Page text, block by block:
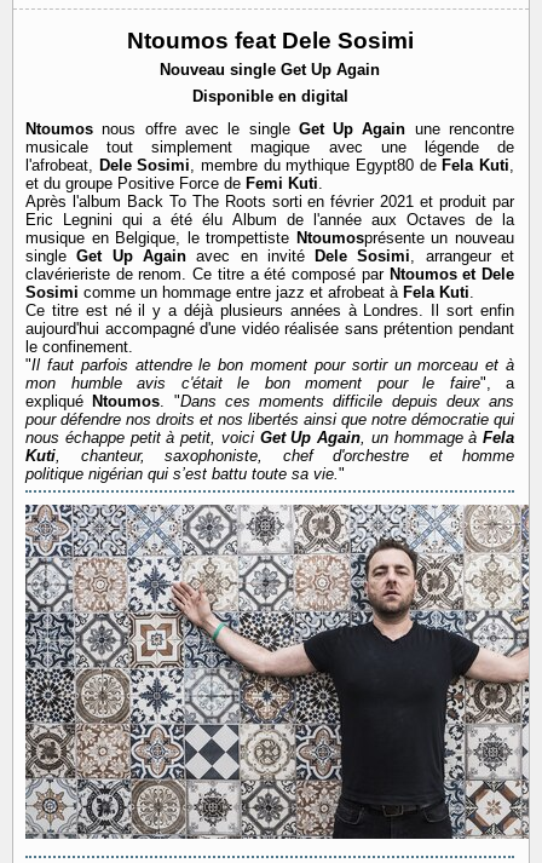
Ntoumos feat Dele Sosimi
Nouveau single Get Up Again
Disponible en digital
Ntoumos nous offre avec le single Get Up Again une rencontre
musicale tout simplement magique avec une légende de
l'afrobeat, Dele Sosimi, membre du mythique Egypt80 de Fela Kuti,
et du groupe Positive Force de Femi Kuti.
Après l'album Back To The Roots sorti en février 2021 et produit par
Eric Legnini qui a été élu Album de l'année aux Octaves de la
musique en Belgique, le trompettiste Ntoumosprésente un nouveau
singleGet Up Againavec en invité Dele Sosimi, arrangeur et
clavérieriste de renom. Ce titre a été composé par Ntoumos et Dele
Sosimi comme un hommage entre jazz et afrobeat à Fela Kuti.
Ce titre est né il y a déjà plusieurs années à Londres. Il sort enfin
aujourd'hui accompagné d'une vidéo réalisée sans prétention pendant
le confinement.
"Il faut parfois attendre le bon moment pour sortir un morceau et à
mon humble avis c'était le bon moment pour le faire", a
expliqué Ntoumos. "Dans ces moments difficile depuis deux ans
pour défendre nos droits et nos libertés ainsi que notre démocratie qui
nous échappe petit à petit, voici Get Up Again, un hommage à Fela
Kuti, chanteur, saxophoniste, chef d'orchestre et homme
politique nigérian qui s’est battu toute sa vie."